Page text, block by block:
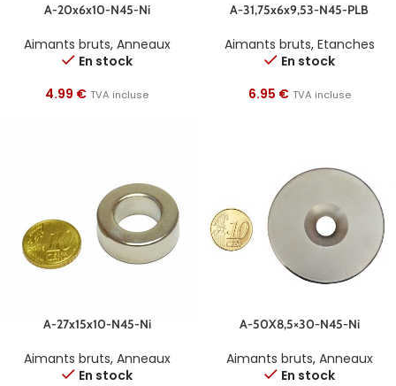
A-20x6x10-N45-Ni
Aimants bruts, Anneaux
En stock
4.99 € TVA incluse
A-31,75x6x9,53-N45-PLB
Aimants bruts, Etanches
En stock
6.95 € TVA incluse
A-27x15x10-N45-Ni
Aimants bruts, Anneaux
En stock
A-50X8,5×30-N45-Ni
Aimants bruts, Anneaux
En stock